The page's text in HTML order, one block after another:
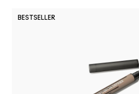
BESTSELLER